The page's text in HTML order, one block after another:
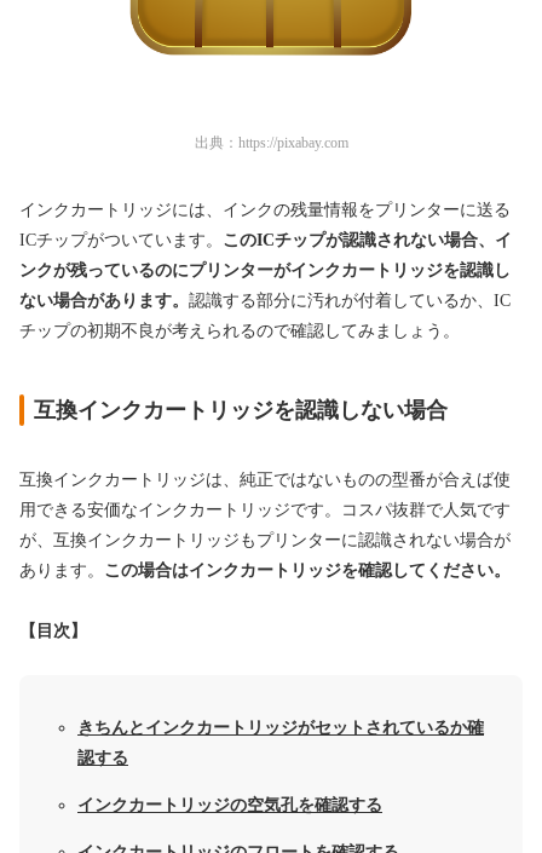
出典： https://pixabay.com
インクカートリッジには、インクの残量情報をプリンターに送る
ICチップがついています。 このICチップが認識されない場合、イ
ンクが残っているのにプリンターがインクカートリッジを認識し
ない場合があります。 認識する部分に汚れが付着しているか、IC
チップの初期不良が考えられるので確認してみましょう。
互換インクカートリッジを認識しない場合
互換インクカートリッジは、純正ではないものの型番が合えば使
用できる安価なインクカートリッジです。コスパ抜群で人気です
が、互換インクカートリッジもプリンターに認識されない場合が
あります。 この場合はインクカートリッジを確認してください。
【目次】
きちんとインクカートリッジがセットされているか確
認する
インクカートリッジの空気孔を確認する